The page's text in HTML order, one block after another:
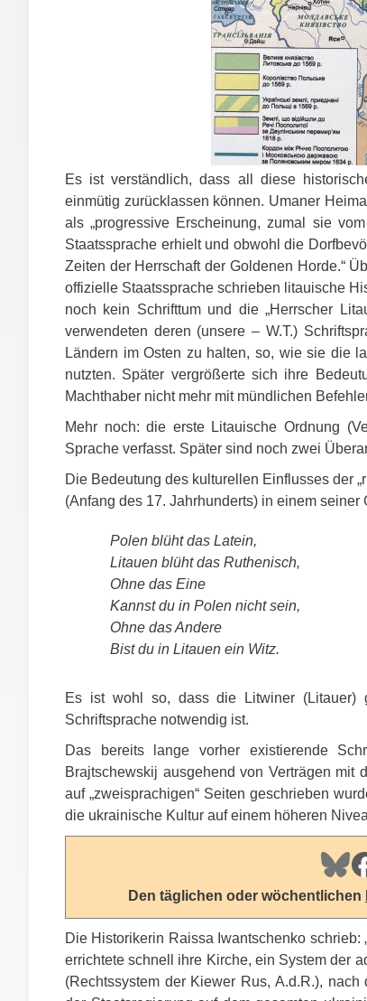
Es ist verständlich, dass all diese
einmütig zurücklassen können. Umaner
als „progressive Erscheinung, zumal sie
Staatssprache erhielt und obwohl die
Zeiten der Herrschaft der Goldenen Horde.“
offizielle Staatssprache schrieben litauische
noch kein Schrifttum und die „Herrscher
verwendeten deren (unsere – W.T.)
Ländern im Osten zu halten, so, wie sie die
nutzten. Später vergrößerte sich ihre
Machthaber nicht mehr mit mündlichen
Mehr noch: die erste Litauische Ordnung
Sprache verfasst. Später sind noch zwei
Die Bedeutung des kulturellen Einflusses der
(Anfang des 17. Jahrhunderts) in einem seiner
Polen blüht das Latein,
Litauen blüht das Ruthenisch,
Ohne das Eine
Kannst du in Polen nicht sein,
Ohne das Andere
Bist du in Litauen ein Witz.
Es ist wohl so, dass die Litwiner (Litauer)
Schriftsprache notwendig ist.
Das bereits lange vorher existierende
Brajtschewskij ausgehend von Verträgen mit
auf „zweisprachigen“ Seiten geschrieben
die ukrainische Kultur auf einem höheren
Den täglichen oder wöchentlichen
Die Historikerin Raissa Iwantschenko
errichtete schnell ihre Kirche, ein System der
(Rechtssystem der Kiewer Rus, A.d.R.),